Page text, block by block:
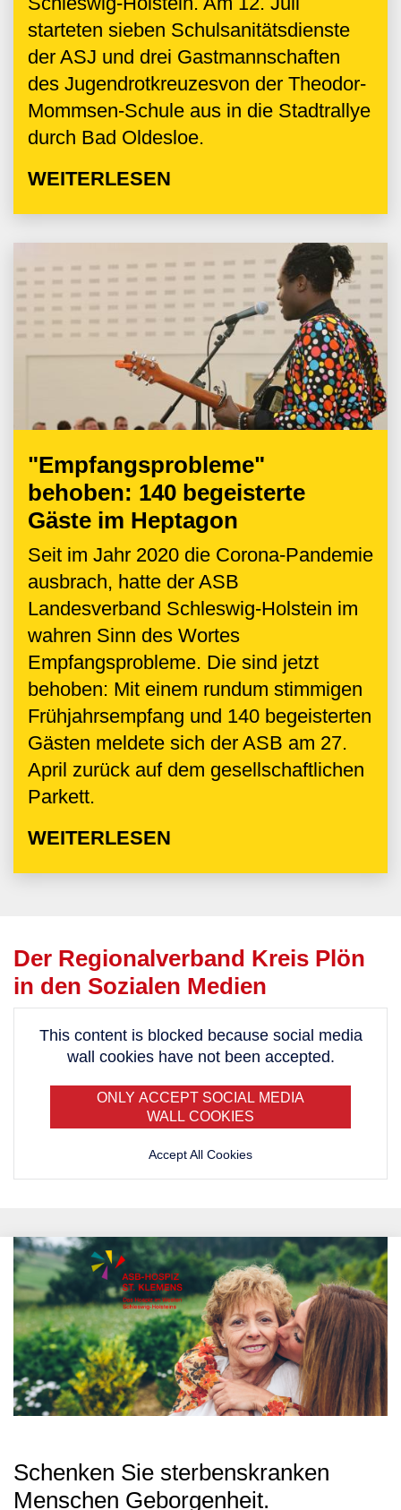
starteten sieben Schulsanitätsdienste
der ASJ und drei Gastmannschaften
des Jugendrotkreuzesvon der Theodor-
Mommsen-Schule aus in die Stadtrallye
durch Bad Oldesloe.
WEITERLESEN
"Empfangsprobleme"
behoben: 140 begeisterte
Gäste im Heptagon
Seit im Jahr 2020 die Corona-Pandemie
ausbrach, hatte der ASB
Landesverband Schleswig-Holstein im
wahren Sinn des Wortes
Empfangsprobleme. Die sind jetzt
behoben: Mit einem rundum stimmigen
Frühjahrsempfang und 140 begeisterten
Gästen meldete sich der ASB am 27.
April zurück auf dem gesellschaftlichen
Parkett.
WEITERLESEN
Der Regionalverband Kreis Plön
in den Sozialen Medien
This content is blocked because social media
wall cookies have not been accepted.
ONLY ACCEPT SOCIAL MEDIA
WALL COOKIES
Accept All Cookies
Schenken Sie sterbenskranken
Menschen Geborgenheit.